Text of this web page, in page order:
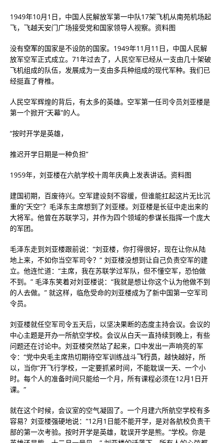
1949年10月1日，中国人民解放军第一中队17架飞机从南苑机场起
飞，飞越天安门广场接受党和国家领导人视察。资料图
没有空军的国家是不设防的国家。1949年11月11日，中国人民解
放军空军正式成立。71年过去了，人民空军已经从一支由几十架破
飞机组成的队伍，发展成为一支由多兵种组成的现代军种。我们已
经挺直了脊椎。
人民空军辉煌的背后，有太多的英雄。空军第一任司令员刘亚楼是
第一个掀开“天幕”的人。
“按时开学是英雄，
推迟开学日期是一种负担”
1959年，刘亚楼在六航学校十周年庆典上发表讲话。资料图
建国初期，百废待兴。空军建设刻不容缓，但谁能扛起这片无比沉
重的“天空”？毛泽东主席想到了刘亚楼。刘亚楼是长征中走出来的
大将军。他曾在苏联学习，并作为四个领域的参谋长指挥一个庞大
的军团。
毛泽东走到刘亚楼跟前说：“刘亚楼，你打得很好，现在让你从陆
地上来，不如你当空军司令？” 刘亚楼没想到让自己负责空军的建
立。他连忙道：“主席，我在苏联学过军队，但不懂空军，恐怕做
不到。” 毛泽东笑着对刘亚楼说：“我就是想让你这个认为他做不到
的人去做。” 就这样，临危受命的刘亚楼成为了新中国第一空军司
令员。
刘亚楼就任空军司令五天后，以坚决果断的态度主持会议。会议的
中心主题是开办一所航空学校。会议从白天一直持续到晚上，有些
问题还在讨论中。刘亚楼突然站了起来，口中发出一声响亮的军
令：“党中央毛主席热切期待空军训练战斗飞行员，越快越好，所
以，当你“开飞行学校，一定要抓紧时间，不能耽误一天、一个小
时。每个人的准备时间只能给一个月，所有课程必须在12月1日开
课。”
就在这个时候，会议室的空气凝固了。一个月建六所航空学校有多
容易？刘亚楼强硬地说：“12月1日能不能开学，是对各航校负责干
部的第一次考验。按时开学是英雄，耽误开学是熊。”学校。你是